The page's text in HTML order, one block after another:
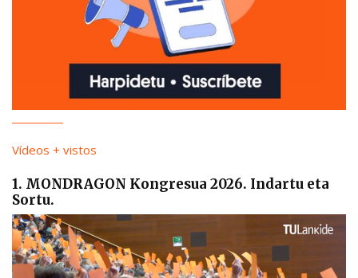
Vídeos + vistos
1. MONDRAGON Kongresua 2026. Indartu eta
Sortu.